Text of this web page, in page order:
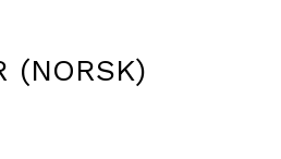
(NORSK)